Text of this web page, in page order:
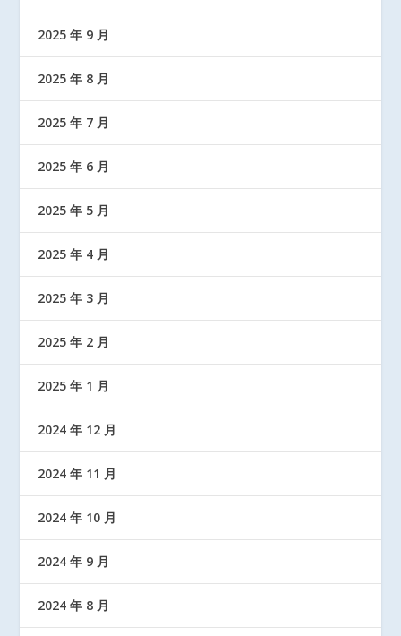
2025 年 9 月
2025 年 8 月
2025 年 7 月
2025 年 6 月
2025 年 5 月
2025 年 4 月
2025 年 3 月
2025 年 2 月
2025 年 1 月
2024 年 12 月
2024 年 11 月
2024 年 10 月
2024 年 9 月
2024 年 8 月